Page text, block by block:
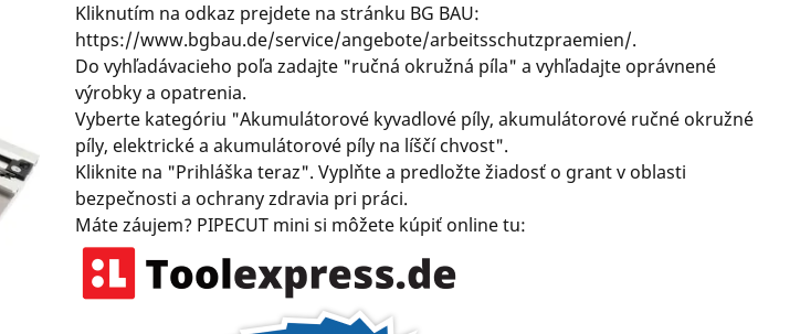
Kliknutím na odkaz prejdete na stránku BG BAU:
https://www.bgbau.de/service/angebote/arbeitsschutzpraemien/.
Do vyhľadávacieho poľa zadajte "ručná okružná píla" a vyhľadajte oprávnené
výrobky a opatrenia.
Vyberte kategóriu "Akumulátorové kyvadlové píly, akumulátorové ručné okružné
píly, elektrické a akumulátorové píly na líščí chvost".
Kliknite na "Prihláška teraz". Vyplňte a predložte žiadosť o grant v oblasti
bezpečnosti a ochrany zdravia pri práci.
Máte záujem? PIPECUT mini si môžete kúpiť online tu: